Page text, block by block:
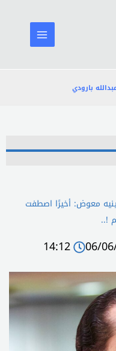
بارودي
معوض: أخيرًا اصطفت
!..
06/
14:12